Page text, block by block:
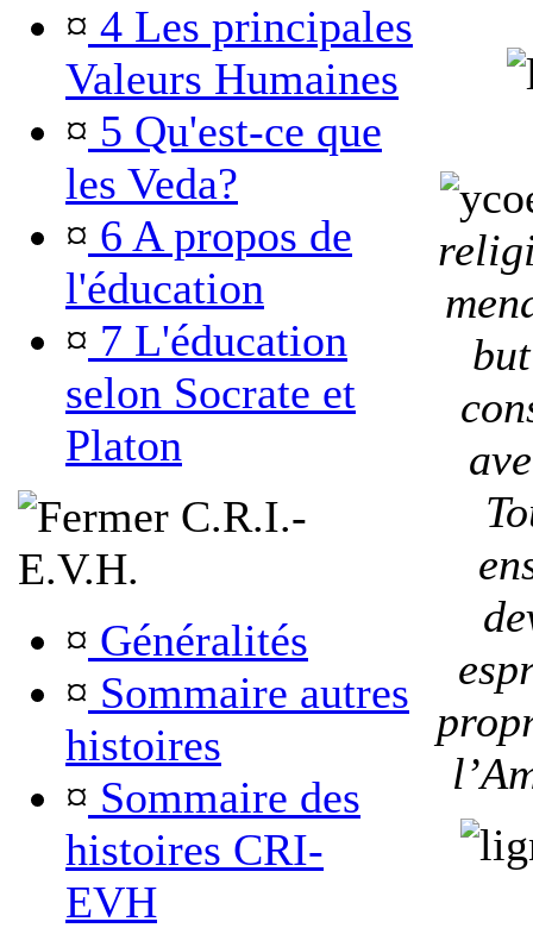
¤ 4 Les principales
Valeurs Humaines
¤ 5 Qu'est-ce que
les Veda?
¤ 6 A propos de
l'éducation
¤ 7 L'éducation
selon Socrate et
Platon
C.R.I.-
E.V.H.
¤ Généralités
¤ Sommaire autres
histoires
¤ Sommaire des
histoires CRI-
EVH